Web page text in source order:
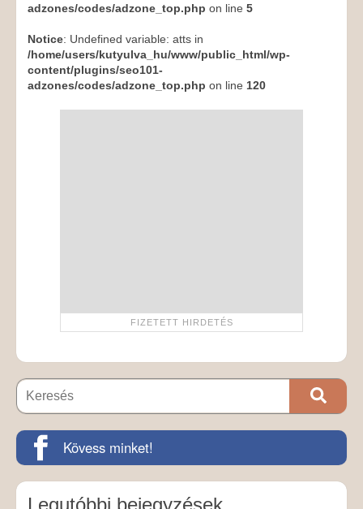
adzones/codes/adzone_top.php on line 5
Notice: Undefined variable: atts in
/home/users/kutyulva_hu/www/public_html/wp-
content/plugins/seo101-
adzones/codes/adzone_top.php on line 120
Kövess minket!